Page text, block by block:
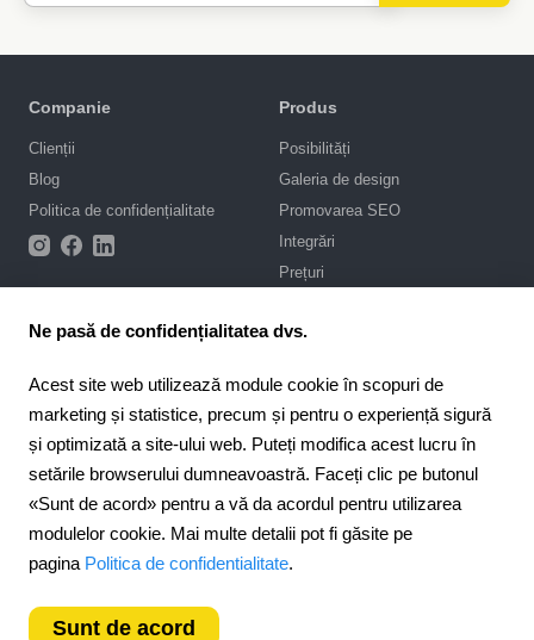
Companie
Clienții
Blog
Politica de confidențialitate
Produs
Posibilități
Galeria de design
Promovarea SEO
Integrări
Prețuri
Asistență
Pentru parteneri
Program de afiliere
924recenzii
Romania
Ne pasă de confidențialitatea dvs.
Acest site web utilizează module cookie în scopuri de
marketing și statistice, precum și pentru o experiență sigură
și optimizată a site-ului web. Puteți modifica acest lucru în
setările browserului dumneavoastră. Faceți clic pe butonul
«Sunt de acord» pentru a vă da acordul pentru utilizarea
modulelor cookie. Mai multe detalii pot fi găsite pe
pagina Politica de confidentialitate.
Sunt de acord